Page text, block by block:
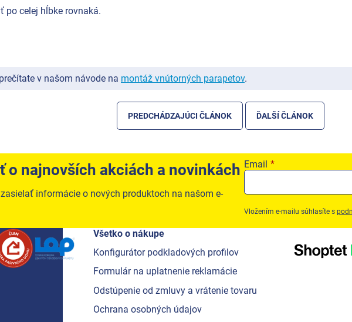
po celej hĺbke rovnaká.
v našom návode na montáž vnútorných parapetov.
PREDCHÁDZAJÚCI ČLÁNOK ĎALŠÍ ČLÁNOK
o najnovších akciách a novinkách
informácie o nových produktoch na našom e-
Email
Vložením e-mailu súhlasíte s
Všetko o nákupe
Konfigurátor podkladových profilov
Formulár na uplatnenie reklamácie
Odstúpenie od zmluvy a vrátenie tovaru
Ochrana osobných údajov